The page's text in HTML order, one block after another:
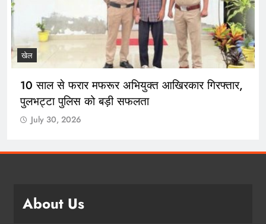
खेल
10 साल से फरार मफरूर अभियुक्त आखिरकार गिरफ्तार,
पुलभट्टा पुलिस को बड़ी सफलता
July 30, 2026
About Us